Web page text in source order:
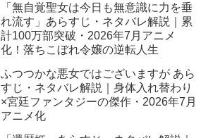
「無自覚聖女は今日も無意識に力を垂
れ流す」あらすじ・ネタバレ解説｜累
計100万部突破・2026年7月アニメ
化！落ちこぼれ令嬢の逆転人生
ふつつかな悪女ではございますが あら
すじ・ネタバレ解説｜身体入れ替わり
×宮廷ファンタジーの傑作・2026年7月
アニメ化